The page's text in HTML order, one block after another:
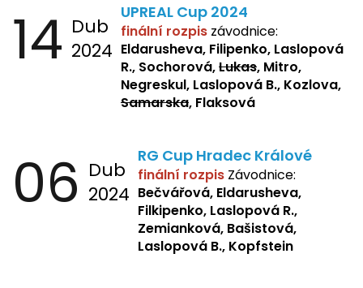
14 Dub
2024
UPREAL Cup 2024
finální rozpis závodnice:
Eldarusheva, Filipenko, Laslopová
R., Sochorová,Lukas, Mitro,
Negreskul, Laslopová B., Kozlova,
Samarska, Flaksová
06 Dub
2024
RG Cup Hradec Králové
finální rozpis Závodnice:
Bečvářová, Eldarusheva,
Filkipenko, Laslopová R.,
Zemianková, Bašistová,
Laslopová B., Kopfstein